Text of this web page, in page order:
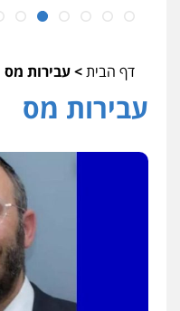
דף הבית>עבירות מס
עבירות מס